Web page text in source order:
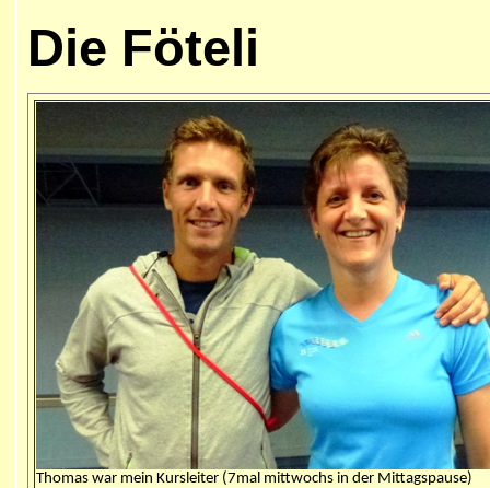
Die Föteli
Thomas war mein Kursleiter (7mal mittwochs in der Mittagspause)